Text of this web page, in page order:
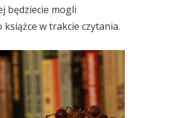
będziecie mogli
książce w trakcie czytania.